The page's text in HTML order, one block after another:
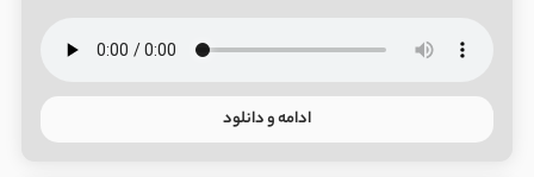
ادامه و دانلود